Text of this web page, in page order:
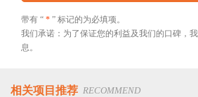
带有 “ * ” 标记的为必填项。
我们承诺：为了保证您的利益及我们的口碑，
息。
相关项目推荐 RECOMMEND